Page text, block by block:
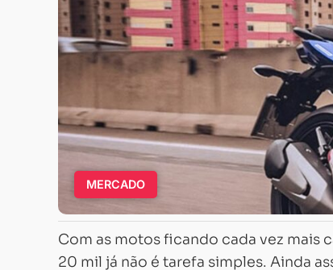
MERCADO
Com as motos ficando cada vez mais
20 mil já não é tarefa simples. Ainda